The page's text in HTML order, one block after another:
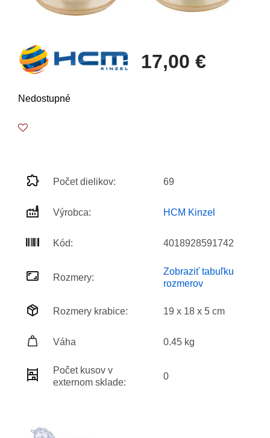
17,00 €
Nedostupné
Počet dielikov: 69
Výrobca: HCM Kinzel
Kód: 4018928591742
Rozmery:
Zobraziť tabuľku
rozmerov
Rozmery krabice: 19 x 18 x 5 cm
Váha 0.45 kg
Počet kusov v
externom sklade:
0